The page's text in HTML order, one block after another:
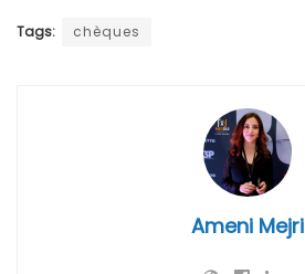
Tags: chèques
Ameni Mejri